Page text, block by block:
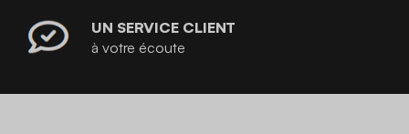
UN SERVICE CLIENT
à votre écoute